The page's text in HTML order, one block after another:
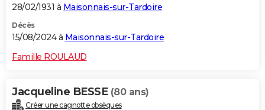
28/02/1931 à Maisonnais-sur-Tardoire
Décès
15/08/2024 à Maisonnais-sur-Tardoire
Famille ROULAUD
Jacqueline BESSE (80 ans)
Créer une cagnotte obsèques